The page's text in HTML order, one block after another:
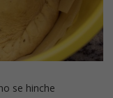
se hinche